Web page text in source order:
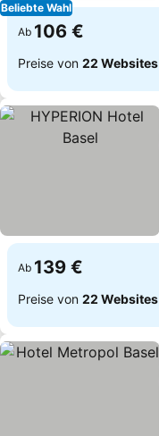
Beliebte Wahl
Ab 106 €
Preise von 22 Websites
Ab 139 €
Preise von 22 Websites